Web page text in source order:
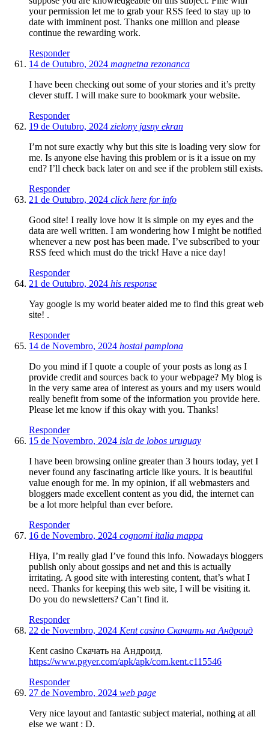
your permission let me to grab your RSS feed to stay up to
date with imminent post. Thanks one million and please
continue the rewarding work.
Responder
14 de Outubro, 2024 magnetna rezonanca
I have been checking out some of your stories and it’s pretty
clever stuff. I will make sure to bookmark your website.
Responder
19 de Outubro, 2024 zielony jasny ekran
I’m not sure exactly why but this site is loading very slow for
me. Is anyone else having this problem or is it a issue on my
end? I’ll check back later on and see if the problem still exists.
Responder
21 de Outubro, 2024 click here for info
Good site! I really love how it is simple on my eyes and the
data are well written. I am wondering how I might be notified
whenever a new post has been made. I’ve subscribed to your
RSS feed which must do the trick! Have a nice day!
Responder
21 de Outubro, 2024 his response
Yay google is my world beater aided me to find this great web
site! .
Responder
14 de Novembro, 2024 hostal pamplona
Do you mind if I quote a couple of your posts as long as I
provide credit and sources back to your webpage? My blog is
in the very same area of interest as yours and my users would
really benefit from some of the information you provide here.
Please let me know if this okay with you. Thanks!
Responder
15 de Novembro, 2024 isla de lobos uruguay
I have been browsing online greater than 3 hours today, yet I
never found any fascinating article like yours. It is beautiful
value enough for me. In my opinion, if all webmasters and
bloggers made excellent content as you did, the internet can
be a lot more helpful than ever before.
Responder
16 de Novembro, 2024 cognomi italia mappa
Hiya, I’m really glad I’ve found this info. Nowadays bloggers
publish only about gossips and net and this is actually
irritating. A good site with interesting content, that’s what I
need. Thanks for keeping this web site, I will be visiting it.
Do you do newsletters? Can’t find it.
Responder
22 de Novembro, 2024 Kent casino Скачать на Андроид
Kent casino Скачать на Андроид.
https://www.pgyer.com/apk/apk/com.kent.c115546
Responder
27 de Novembro, 2024 web page
Very nice layout and fantastic subject material, nothing at all
else we want : D.